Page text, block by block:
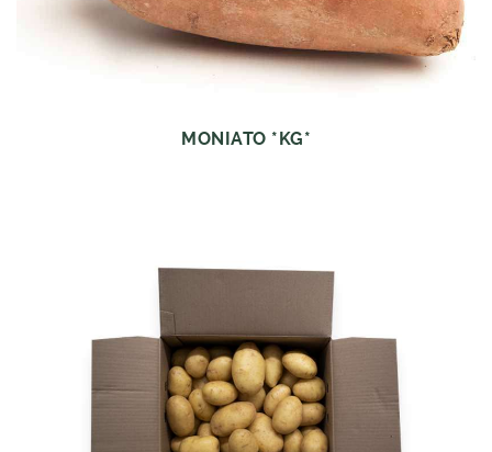
MONIATO *KG*